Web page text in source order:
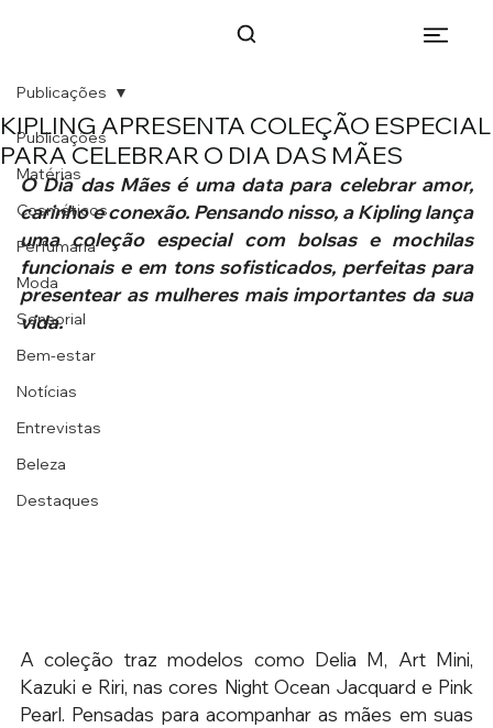
Publicações
Matérias
Cosméticos
Perfumaria
Moda
Sensorial
Bem-estar
Notícias
Entrevistas
Beleza
Destaques
Publicações
KIPLING APRESENTA COLEÇÃO ESPECIAL
PARA CELEBRAR O DIA DAS MÃES
O Dia das Mães é uma data para celebrar amor,
carinho e conexão. Pensando nisso, a Kipling lança
uma coleção especial com bolsas e mochilas
funcionais e em tons sofisticados, perfeitas para
presentear as mulheres mais importantes da sua
vida.
A coleção traz modelos como Delia M, Art Mini,
Kazuki e Riri, nas cores Night Ocean Jacquard e Pink
Pearl. Pensadas para acompanhar as mães em suas